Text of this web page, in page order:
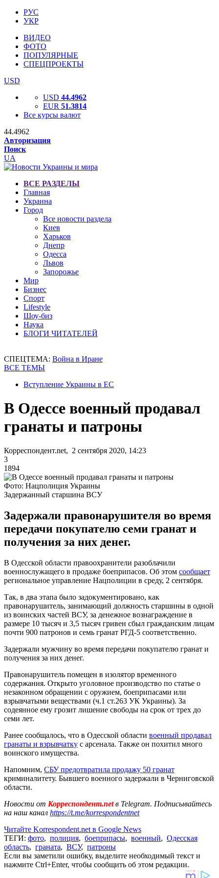
РУС
УКР
ВИДЕО
ФОТО
ПОПУЛЯРНЫЕ
СПЕЦПРОЕКТЫ
USD
USD 44.4962
EUR 51.3814
Все курсы валют
44.4962
Авторизация
Поиск
UA
ВСЕ РАЗДЕЛЫ
Главная
Украина
Город
Все новости раздела
Киев
Харьков
Днепр
Одесса
Львов
Запорожье
Мир
Бизнес
Спорт
Lifestyle
Шоу-биз
Наука
БЛОГИ ЧИТАТЕЛЕЙ
СПЕЦТЕМА: Война в Иране
ВСЕ ТЕМЫ
Вступление Украины в ЕС
В Одессе военный продавал
гранаты и патроны
Корреспондент.net, 2 сентября 2020, 14:23
3
1894
Фото: Нацполиция Украины
Задержанный старшина ВСУ
Задержали правонарушителя во время
передачи покупателю семи гранат и
получения за них денег.
В Одесской области правоохранители разоблачили
военнослужащего в продаже боеприпасов. Об этом сообщает
региональное управление Нацполиции в среду, 2 сентября.
Так, в два этапа было задокументировано, как
правонарушитель, занимающий должность старшины в одной
из воинских частей ВСУ, за денежное вознаграждение в
размере 10 тысяч и 3,5 тысяч гривен сбыл гражданским лицам
почти 900 патронов и семь гранат РГД-5 соответственно.
Задержали мужчину во время передачи покупателю гранат и
получения за них денег.
Правонарушитель помещен в изолятор временного
содержания. Открыто уголовное производство по статье о
незаконном обращении с оружием, боеприпасами или
взрывчатыми веществами (ч.1 ст.263 УК Украины). За
содеянное ему грозит лишение свободы на срок от трех до
семи лет.
Ранее сообщалось, что в Одесской области военный продавал
гранаты и взрывчатку с арсенала. Также он похитил много
воинского имущества.
Напомним, СБУ предотвратила продажу 50 гранат
криминалитету. Бывшего военного задержали в Черниговской
области.
Новости от Корреспондент.netв Telegram. Подписывайтесь
на наш канал https://t.me/korrespondentnet
Читайте Korrespondent.net в Google News
ТЕГИ: фото, полиция, боеприпасы, военный, Одесская
область, граната, ВСУ, патроны
Если вы заметили ошибку, выделите необходимый текст и
нажмите Ctrl+Enter, чтобы сообщить об этом редакции.